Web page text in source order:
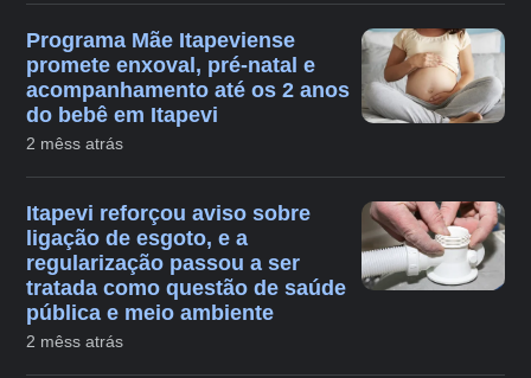
Programa Mãe Itapeviense
promete enxoval, pré-natal e
acompanhamento até os 2 anos
do bebê em Itapevi
2 mêss atrás
Itapevi reforçou aviso sobre
ligação de esgoto, e a
regularização passou a ser
tratada como questão de saúde
pública e meio ambiente
2 mêss atrás